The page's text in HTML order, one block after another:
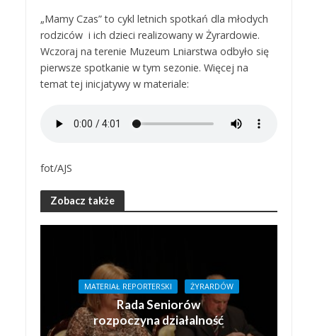
„Mamy Czas” to cykl letnich spotkań dla młodych
rodziców i ich dzieci realizowany w Żyrardowie.
Wczoraj na terenie Muzeum Lniarstwa odbyło się
pierwsze spotkanie w tym sezonie. Więcej na
temat tej inicjatywy w materiale:
fot/AJS
Zobacz także
MATERIAŁ REPORTERSKI ŻYRARDÓW
Rada Seniorów
rozpoczyna działalność